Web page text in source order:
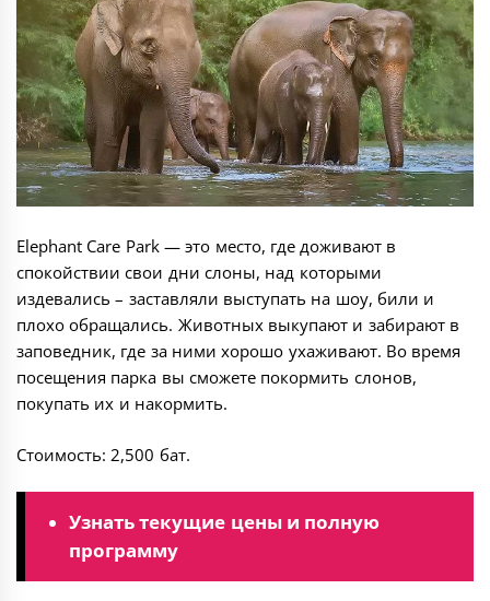
Elephant Care Park — это место, где доживают в
спокойствии свои дни слоны, над которыми
издевались – заставляли выступать на шоу, били и
плохо обращались. Животных выкупают и забирают в
заповедник, где за ними хорошо ухаживают. Во время
посещения парка вы сможете покормить слонов,
покупать их и накормить.
Стоимость: 2,500 бат.
Узнать текущие цены и полную
программу